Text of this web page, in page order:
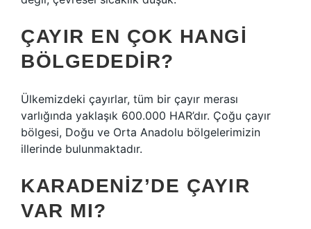
ÇAYIR EN ÇOK HANGI
BÖLGEDEDIR?
Ülkemizdeki çayırlar, tüm bir çayır merası
varlığında yaklaşık 600.000 HAR’dır. Çoğu çayır
bölgesi, Doğu ve Orta Anadolu bölgelerimizin
illerinde bulunmaktadır.
KARADENIZ’DE ÇAYIR
VAR MI?